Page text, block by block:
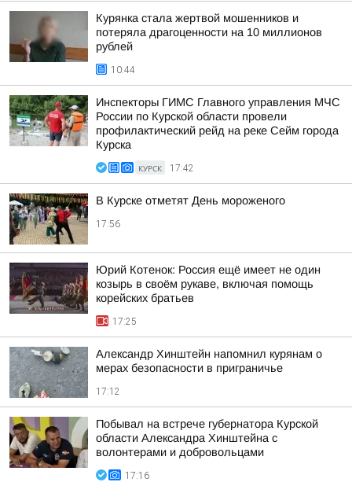
Курянка стала жертвой мошенников и
потеряла драгоценности на 10 миллионов
рублей
10:44
Инспекторы ГИМС Главного управления МЧС
России по Курской области провели
профилактический рейд на реке Сейм города
Курска
КУРСК 17:42
В Курске отметят День мороженого
17:56
Юрий Котенок: Россия ещё имеет не один
козырь в своём рукаве, включая помощь
корейских братьев
17:25
Александр Хинштейн напомнил курянам о
мерах безопасности в приграничье
17:12
Побывал на встрече губернатора Курской
области Александра Хинштейна с
волонтерами и добровольцами
17:16